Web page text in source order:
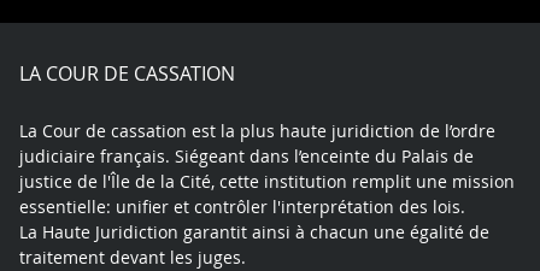
X
FacebookYoutubeLinkedInInstagram
LA COUR DE CASSATION
La Cour de cassation est la plus haute juridiction de l’ordre
judiciaire français. Siégeant dans l’enceinte du Palais de
justice de l'Île de la Cité, cette institution remplit une mission
essentielle: unifier et contrôler l'interprétation des lois.
La Haute Juridiction garantit ainsi à chacun une égalité de
traitement devant les juges.